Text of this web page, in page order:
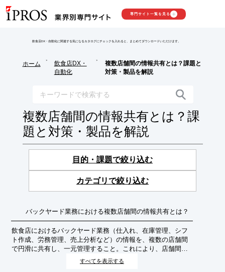
専門サイト一覧を見る
飲食店DX・自動化に関連する気になるカタログにチェックを入れると、まとめてダウンロードいただけます。
ホーム
>
飲食店DX・
自動化
>
複数店舗間の情報共有とは？課題と
対策・製品を解説
複数店舗間の情報共有とは？課
題と対策・製品を解説
目的・課題で絞り込む
カテゴリで絞り込む
バックヤード業務における複数店舗間の情報共有とは？
飲食店におけるバックヤード業務（仕入れ、在庫管理、シフ
ト作成、労務管理、売上分析など）の情報を、複数の店舗間
で円滑に共有し、一元管理すること。これにより、店舗間の
連携強化、業務効率化、経営判断の迅速化を目指します。
すべてを表示する